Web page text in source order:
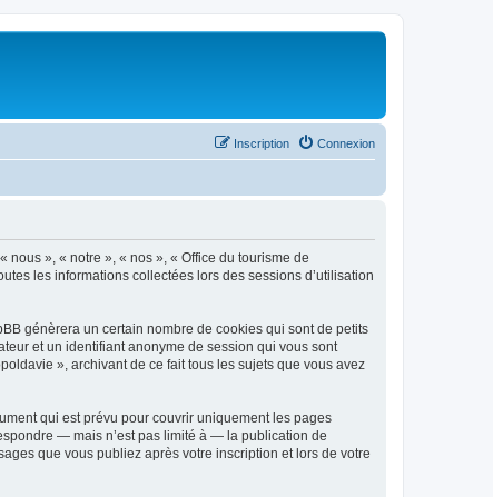
Connexion
Inscription
», « notre », « nos », « Office du tourisme de
les informations collectées lors des sessions d’utilisation
génèrera un certain nombre de cookies qui sont de petits
et un identifiant anonyme de session qui vous sont
», archivant de ce fait tous les sujets que vous avez
qui est prévu pour couvrir uniquement les pages
— mais n’est pas limité à — la publication de
que vous publiez après votre inscription et lors de votre